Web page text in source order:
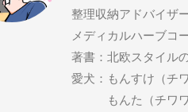
整理収納アドバイザ
メディカルハーブコ
著書：北欧スタイル
愛犬：もんすけ（チ
もんた（チワワ ♂